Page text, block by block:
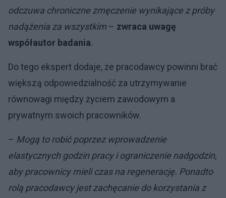
odczuwa chroniczne zmęczenie wynikające z próby
nadążenia za wszystkim – zwraca uwagę
współautor badania.
Do tego ekspert dodaje, że pracodawcy powinni brać
większą odpowiedzialność za utrzymywanie
równowagi między życiem zawodowym a
prywatnym swoich pracowników.
– Mogą to robić poprzez wprowadzenie
elastycznych godzin pracy i ograniczenie nadgodzin,
aby pracownicy mieli czas na regenerację. Ponadto
rolą pracodawcy jest zachęcanie do korzystania z